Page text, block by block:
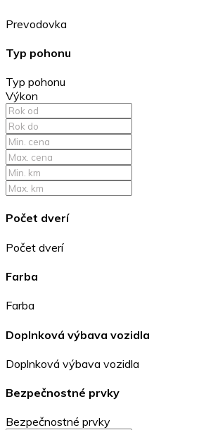
Prevodovka
Typ pohonu
Typ pohonu
Výkon
Počet dverí
Počet dverí
Farba
Farba
Doplnková výbava vozidla
Doplnková výbava vozidla
Bezpečnostné prvky
Bezpečnostné prvky